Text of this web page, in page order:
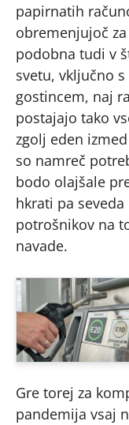
papirnatih
obremenjujoč
podobna tudi v
svetu, vključno
gostincem, naj
postajajo tako
zgolj eden
so namreč
bodo olajšale
hkrati pa
potrošnikov na
navade.
Gre torej za
pandemija vsaj